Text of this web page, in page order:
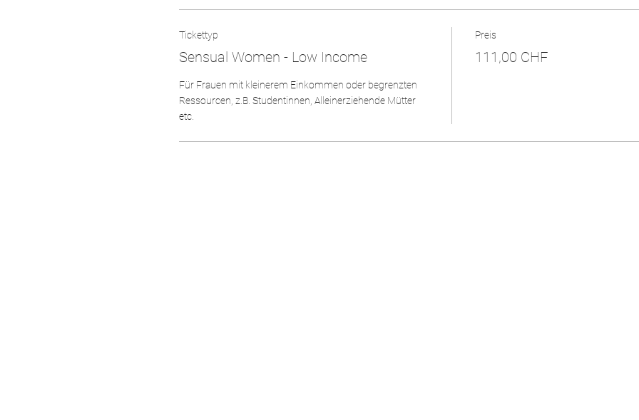
Tickettyp
Sensual Women - Low Income
Für Frauen mit kleinerem Einkommen oder begrenzten
Ressourcen, z.B. Studentinnen, Alleinerziehende Mütter
etc.
Preis
111,00 CHF